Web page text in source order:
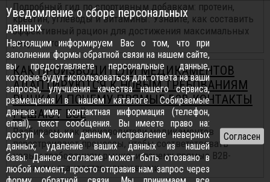
Подробный гид по спортивным добавкам: протеин,
креатин, углеводы и витамины. Узнайте, как составить
эффективный рацион для достижения максимальных
результатов в спорте...
КАК ПРОИЗВОДИТЕЛИ МЕДИКАМЕНТОВ
АДАПТИРУЮТСЯ К НОВЫМ ТРЕБОВАНИЯМ
РЫНКА И ПОЧЕМУ ПРЯМЫЕ B2B-КОНТАКТЫ
РЕШАЮТ ВСЁ
Разбираем, как производители медикаментов
перестраивают процессы, чтобы соответствовать
новым требованиям рынка, и почему прямые B2B-
контакты становятся ключевыми...
Уведомление о сборе персональных
данных
Настоящим информируем Вас о том, что при
заполнении формы обратной связи на нашем сайте,
вы предоставляете персональные данные,
которые будут использоваться для: ответа на ваши
запросы, улучшения качества нашего сервиса,
размещения в нашем каталоге. Собираемые
данные: имя, контактная информация (телефон,
email), текст сообщения. Вы имеете право на:
доступ к своим данным, исправление неверных
данных, удаление ваших данных из нашей
базы. Данное согласие может быть отозвано в
любой момент, просто отправив нам запрос через